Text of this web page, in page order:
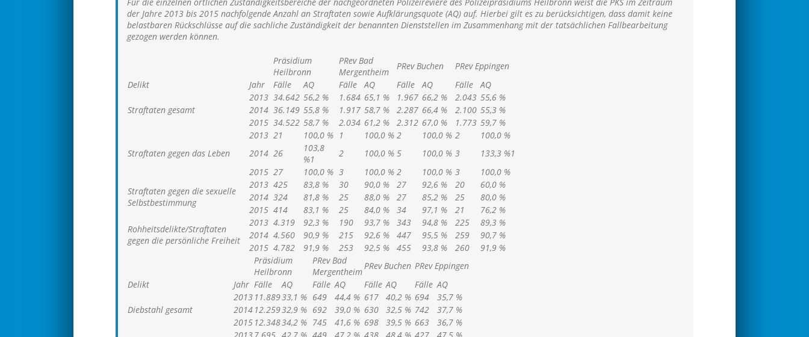
der Jahre 2013 bis 2015 nachfolgende Anzahl an Straftaten sowie Aufklärungsquote (AQ) auf. Hierbei gilt es zu berücksichtigen, dass damit keine
belastbaren Rückschlüsse auf die sachliche Zuständigkeit der benannten Dienststellen im Zusammenhang mit der tatsächlichen Fallbearbeitung
gezogen werden können.
Präsidium
Heilbronn
PRev Bad
Mergentheim
PRev Buchen
PRev Eppingen
Delikt
Jahr Fälle AQ Fälle AQ Fälle AQ Fälle AQ
Straftaten gesamt
2013 34.642 56,2 % 1.684 65,1 % 1.967 66,2 % 2.043 55,6 %
2014 36.149 55,8 % 1.917 58,7 % 2.287 66,4 % 2.100 55,3 %
2015 34.522 58,7 % 2.034 61,2 % 2.312 67,0 % 1.773 59,7 %
Straftaten gegen das Leben
2013 21 100,0 % 1 100,0 % 2 100,0 % 2
100,0 %
2014 26
103,8
%1
2 100,0 % 5 100,0 % 3 133,3 %1
2015 27 100,0 % 3 100,0 % 2 100,0 % 3
100,0 %
Straftaten gegen die sexuelle
Selbstbestimmung
2013 425 83,8 % 30 90,0 % 27 92,6 % 20
60,0 %
2014 324 81,8 % 25 88,0 % 27 85,2 % 25
80,0 %
2015 414 83,1 % 25 84,0 % 34 97,1 % 21
76,2 %
Rohheitsdelikte/Straftaten
gegen die persönliche Freiheit
2013 4.319 92,3 % 190 93,7 % 343 94,8 % 225
89,3 %
2014 4.560 90,9 % 215 92,6 % 447 95,5 % 259
90,7 %
2015 4.782 91,9 % 253 92,5 % 455 93,8 % 260
91,9 %
Präsidium
Heilbronn
PRev Bad
Mergentheim
PRev Buchen PRev Eppingen
Delikt
Jahr Fälle AQ Fälle AQ Fälle AQ Fälle AQ
Diebstahl gesamt
2013 11.88933,1 % 649 44,4 % 617 40,2 % 694
35,7 %
2014 12.25932,9 % 692 39,0 % 630 32,5 % 742
37,7 %
2015 12.34834,2 % 745 41,6 % 698 39,5 % 663
36,7 %
20137.695 42,7 % 449 47,2 % 438 48,4 % 427 47,5 %